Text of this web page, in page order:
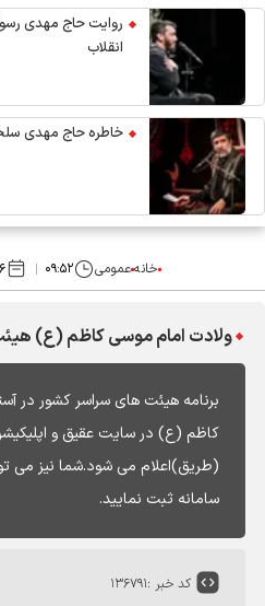
روایت حاج مهدی
انقلاب
خاطره حاج مهدی
خانهعمومی ۰۹:۵۲
ولادت امام موسی کاظم (ع) هیئت
برنامه هیئت های سراسر کشور در
کاظم (ع) در سایت عقیق و
(طریق)اعلام می شود.شما نیز می
سامانه ثبت نمایید.
کد خبر :۱۳۶۷۹۱